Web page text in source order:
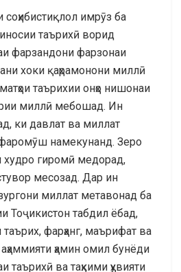
соҳибистиқлол имрӯз ба
таърихӣ ворид
фарзандони фарзонаи
хоки қаҳрамонони миллӣ
таърихии онҳо нишонаи
миллӣ мебошад. Ин
ки давлат ва миллат
намекунанд. Зеро
худро гиромӣ медорад,
месозад. Дар ин
миллат метавонад ба
Тоҷикистон табдил ёбад,
фарҳанг, маърифат ва
ҳамин омил бунёди
таърихӣ ва таҳкими ҳувияти